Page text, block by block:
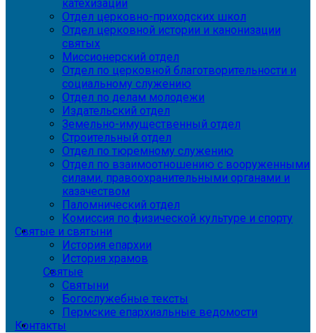
катехизации
Отдел церковно-приходских школ
Отдел церковной истории и канонизации
святых
Миссионерский отдел
Отдел по церковной благотворительности и
социальному служению
Отдел по делам молодежи
Издательский отдел
Земельно-имущественный отдел
Строительный отдел
Отдел по тюремному служению
Отдел по взаимоотношению с вооруженными
силами, правоохранительными органами и
казачеством
Паломнический отдел
Комиссия по физической культуре и спорту
Святые и святыни
История епархии
История храмов
Святые
Святыни
Богослужебные тексты
Пермские епархиальные ведомости
Контакты